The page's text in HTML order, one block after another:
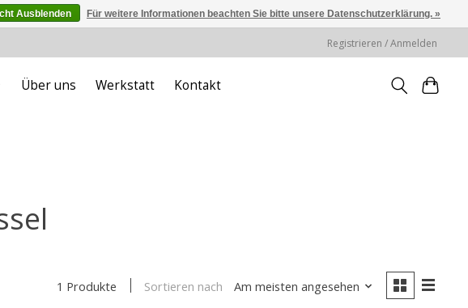
Registrieren / Anmelden
Über uns Werkstatt Kontakt
1 Produkte Sortieren nach Am meisten angesehen
Ausblenden Für weitere Informationen beachten Sie bitte unsere Datenschutzerklärung. »